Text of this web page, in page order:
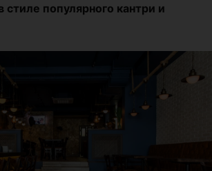
популярного кантри и